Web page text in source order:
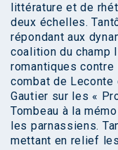
littérature et de
deux échelles.
répondant aux
coalition du champ
romantiques
combat de
Gautier sur les «
Tombeau à la
les parnassiens.
mettant en relief